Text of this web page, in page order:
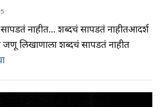
नाहीत... शब्दचं सापडतं नाहीतआदर्श
जणू लिखाणाला शब्दचं सापडतं नाहीत